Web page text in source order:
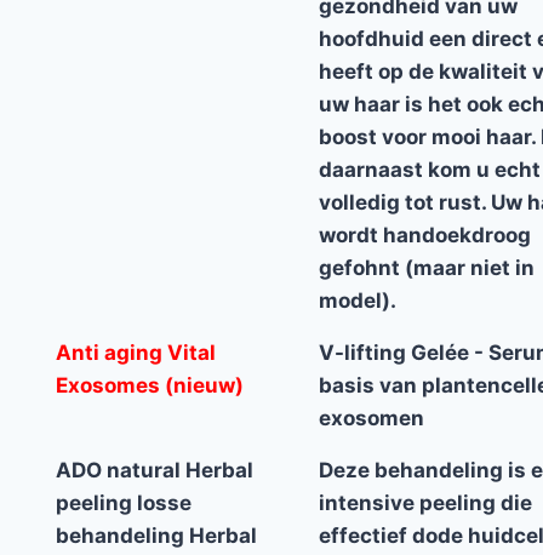
gezondheid van uw
hoofdhuid een direct
heeft op de kwaliteit
uw haar is het ook
boost voor mooi haar.
daarnaast kom u echt
volledig tot rust. Uw
wordt handoekdroog
gefohnt (maar niet in
model).
Anti aging Vital
Exosomes (nieuw)
V-lifting Gelée -
basis van
exosomen
ADO natural Herbal
peeling losse
behandeling Herbal
Deze behandeling is
intensive peeling die
effectief dode